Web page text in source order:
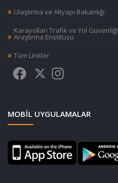
Ulaştırma ve Altyapı Bakanlığı
Karayolları Trafik ve Yol Güvenliği
Araştırma Enstitüsü
Tüm Linkler
MOBIL UYGULAMALAR